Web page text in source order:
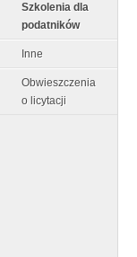
Szkolenia dla
podatników
Inne
Obwieszczenia
o licytacji